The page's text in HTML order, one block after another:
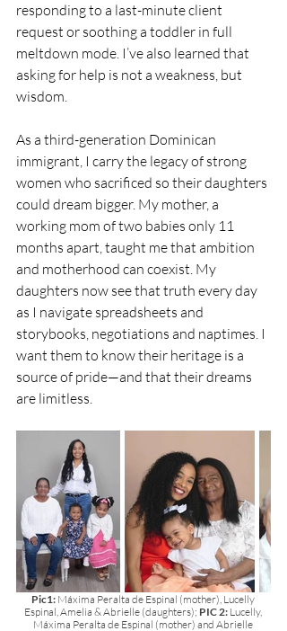
responding to a last-minute client
request or soothing a toddler in full
meltdown mode. I’ve also learned that
asking for help is not a weakness, but
wisdom.
As a third-generation Dominican
immigrant, I carry the legacy of strong
women who sacrificed so their daughters
could dream bigger. My mother, a
working mom of two babies only 11
months apart, taught me that ambition
and motherhood can coexist. My
daughters now see that truth every day
as I navigate spreadsheets and
storybooks, negotiations and naptimes. I
want them to know their heritage is a
source of pride—and that their dreams
are limitless.
Pic1: Máxima Peralta de Espinal (mother), Lucelly
Espinal, Amelia & Abrielle (daughters); PIC 2: Lucelly,
Máxima Peralta de Espinal (mother) and Abrielle